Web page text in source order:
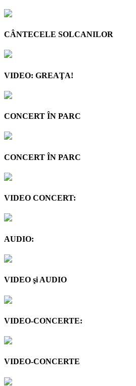
CÂNTECELE SOLCANILOR
VIDEO: GREAŢA!
CONCERT ÎN PARC
CONCERT ÎN PARC
VIDEO CONCERT:
AUDIO:
VIDEO şi AUDIO
VIDEO-CONCERTE:
VIDEO-CONCERTE